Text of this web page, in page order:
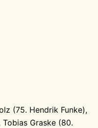
(75. Hendrik Funke),
Tobias Graske (80.